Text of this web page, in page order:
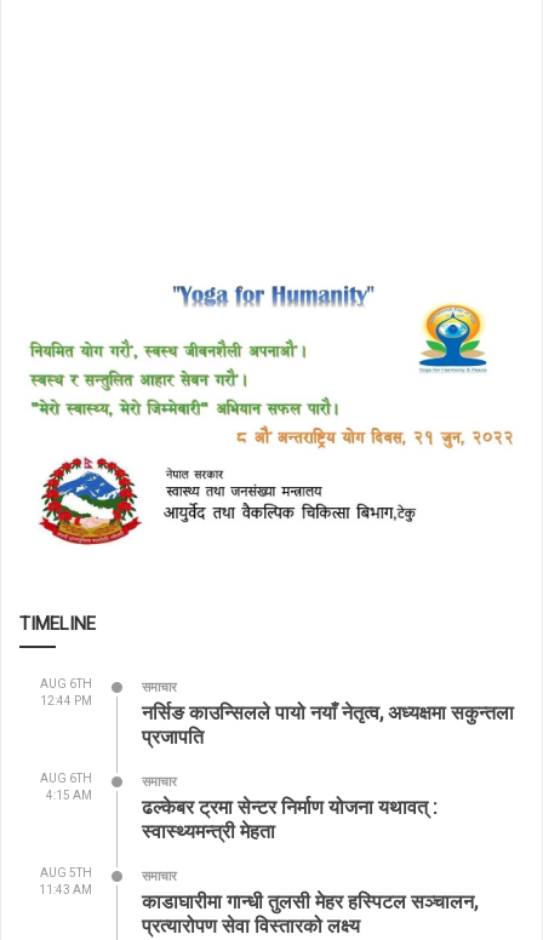
TIMELINE
AUG 6TH
12:44 PM
समाचार
नर्सिङ काउन्सिलले पायो नयाँ नेतृत्व, अध्यक्षमा सकुन्तला
प्रजापति
AUG 6TH
4:15 AM
समाचार
ढल्केबर ट्रमा सेन्टर निर्माण योजना यथावत् :
स्वास्थ्यमन्त्री मेहता
AUG 5TH
11:43 AM
समाचार
काडाघारीमा गान्धी तुलसी मेहर हस्पिटल सञ्चालन,
प्रत्यारोपण सेवा विस्तारको लक्ष्य